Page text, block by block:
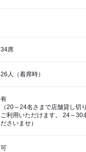
34席
26人（着席時）
有
（20～24名さまで店舗貸し切
ご利用いただけます。 24～30
ださいませ）
可